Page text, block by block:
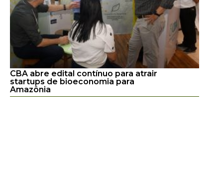
CBA abre edital contínuo para atrair
startups de bioeconomia para
Amazônia